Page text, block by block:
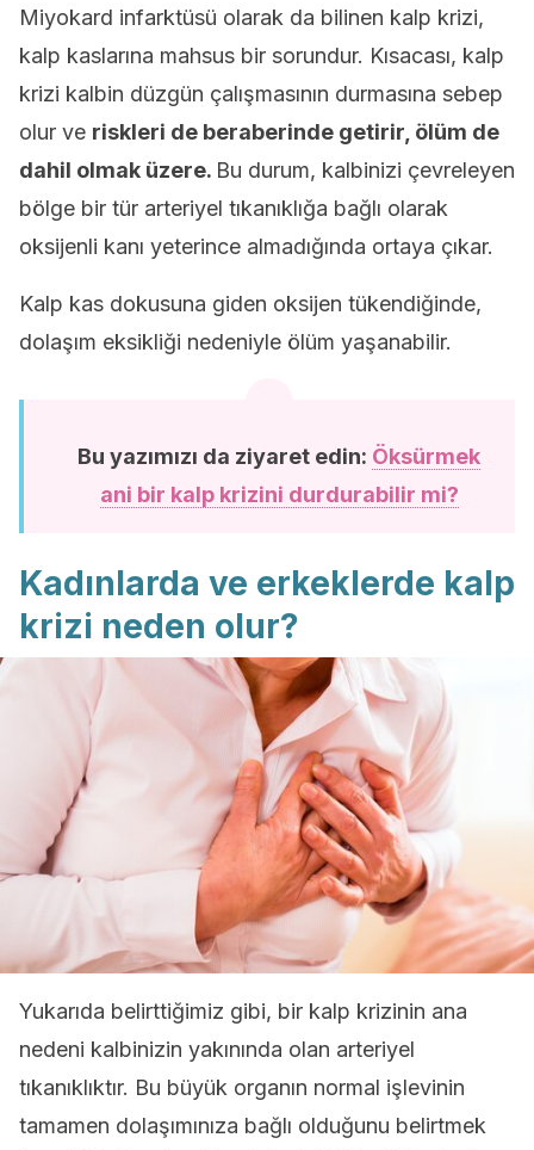
Miyokard infarktüsü olarak da bilinen kalp krizi,
kalp kaslarına mahsus bir sorundur. Kısacası, kalp
krizi kalbin düzgün çalışmasının durmasına sebep
olur ve riskleri de beraberinde getirir, ölüm de
dahil olmak üzere. Bu durum, kalbinizi çevreleyen
bölge bir tür arteriyel tıkanıklığa bağlı olarak
oksijenli kanı yeterince almadığında ortaya çıkar.
Kalp kas dokusuna giden oksijen tükendiğinde,
dolaşım eksikliği nedeniyle ölüm yaşanabilir.
Bu yazımızı da ziyaret edin: Öksürmek
ani bir kalp krizini durdurabilir mi?
Kadınlarda ve erkeklerde kalp
krizi neden olur?
Yukarıda belirttiğimiz gibi, bir kalp krizinin ana
nedeni kalbinizin yakınında olan arteriyel
tıkanıklıktır. Bu büyük organın normal işlevinin
tamamen dolaşımınıza bağlı olduğunu belirtmek